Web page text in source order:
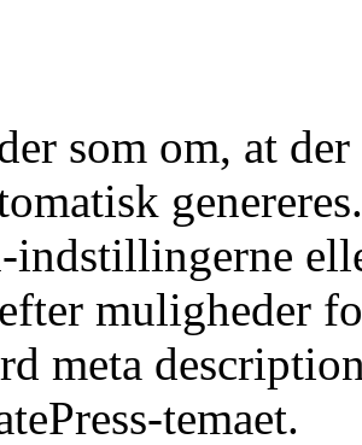
som om, at
indstillingerne
muligheder
meta
temaet.